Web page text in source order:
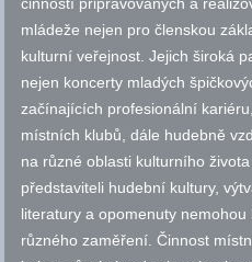
činností připravovaných a
mládeže nejen pro členskou
kulturní veřejnost. Jejich široká
nejen koncerty mladých
začínajících profesionální
místních klubů, dále hudebně
na různé oblasti kulturního
představiteli hudební kultury,
literatury a opomenuty
různého zaměření. Činnost